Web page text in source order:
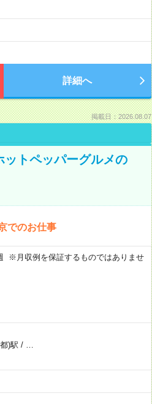
詳細へ
掲載日：2026.08.07
トペッパーグルメの
でのお仕事
※月収例を保証するものではありませ
)駅 /